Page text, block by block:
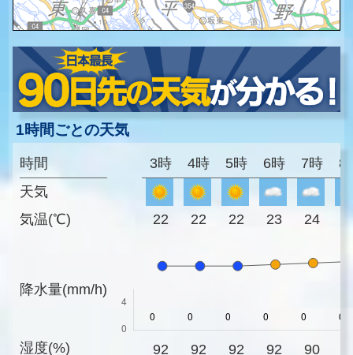
1時間ごとの天気
時間
天気
気温(℃)
降水量(mm/h)
湿度(%)
3時 4時 5時 6時 7時 8
22 22 22 23 24
92 92 92 92 90